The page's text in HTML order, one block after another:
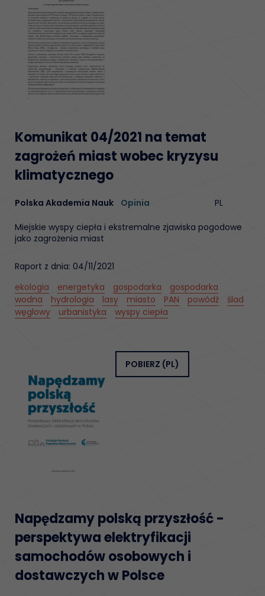
Komunikat 04/2021 na temat
zagrożeń miast wobec kryzysu
klimatycznego
Polska Akademia Nauk Opinia PL
Miejskie wyspy ciepła i ekstremalne zjawiska pogodowe
jako zagrożenia miast
Raport z dnia: 04/11/2021
ekologia
energetyka gospodarka
gospodarka
wodna
hydrologia lasy miasto PAN powódź
ślad
węglowy
urbanistyka wyspy ciepła
POBIERZ (PL)
Napędzamy polską przyszłość -
perspektywa elektryfikacji
samochodów osobowych i
dostawczych w Polsce